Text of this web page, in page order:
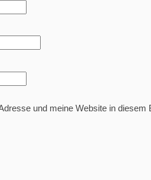
und meine Website in